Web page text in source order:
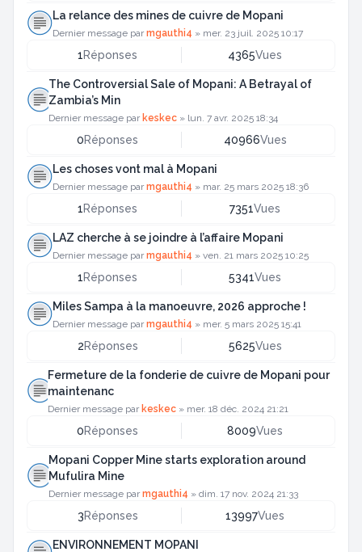
La relance des mines de cuivre de Mopani
Dernier message parmgauthi4 » mer. 23 juil. 2025 10:17
1Réponses 4365Vues
The Controversial Sale of Mopani: A Betrayal of
Zambia’s Min
Dernier message par keskec » lun. 7 avr. 2025 18:34
0Réponses 40966Vues
Les choses vont mal à Mopani
Dernier message parmgauthi4 » mar. 25 mars 2025 18:36
1Réponses 7351Vues
LAZ cherche à se joindre à l’affaire Mopani
Dernier message parmgauthi4 » ven. 21 mars 2025 10:25
1Réponses 5341Vues
Miles Sampa à la manoeuvre, 2026 approche !
Dernier message parmgauthi4 » mer. 5 mars 2025 15:41
2Réponses 5625Vues
Fermeture de la fonderie de cuivre de Mopani pour
maintenanc
Dernier message par keskec » mer. 18 déc. 2024 21:21
0Réponses 8009Vues
Mopani Copper Mine starts exploration around
Mufulira Mine
Dernier message parmgauthi4 »dim. 17 nov. 2024 21:33
3Réponses 13997Vues
ENVIRONNEMENT MOPANI